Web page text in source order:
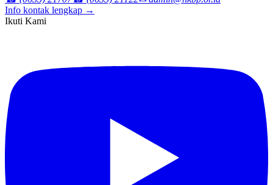
Info kontak lengkap →
Ikuti Kami